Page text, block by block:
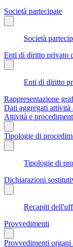
Società partecipate
Società
Enti di diritto privato
Enti di diritto
Rappresentazione
Dati aggregati attività
Attività e
Tipologie di
Tipologie di
Dichiarazioni
Recapiti
Provvedimenti
Provvedimenti